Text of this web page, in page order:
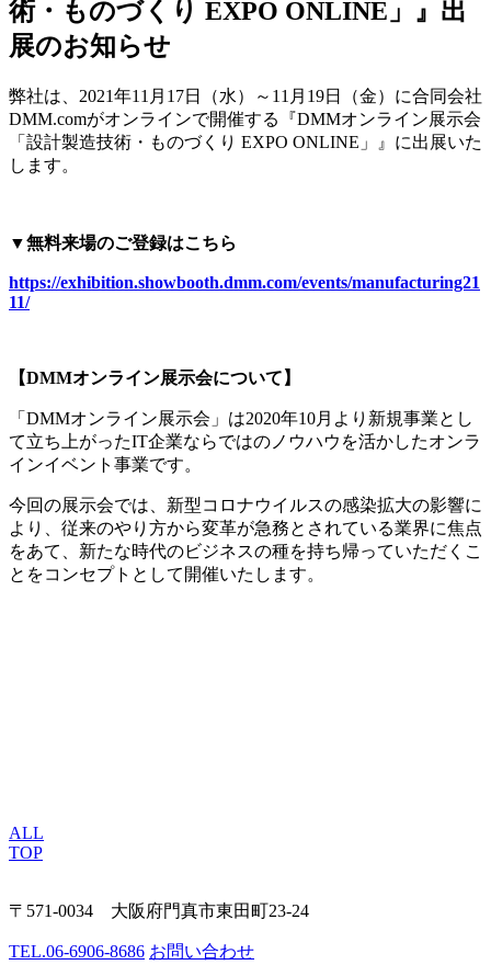
術・ものづくり EXPO ONLINE」』出
展のお知らせ
弊社は、2021年11月17日（水）～11月19日（金）に合同会社
DMM.comがオンラインで開催する『DMMオンライン展示会
「設計製造技術・ものづくり EXPO ONLINE」』に出展いた
します。
▼無料来場のご登録はこちら
https://exhibition.showbooth.dmm.com/events/manufacturing21
11/
【DMMオンライン展示会について】
「DMMオンライン展示会」は2020年10月より新規事業とし
て立ち上がったIT企業ならではのノウハウを活かしたオンラ
インイベント事業です。
今回の展示会では、新型コロナウイルスの感染拡大の影響に
より、従来のやり方から変革が急務とされている業界に焦点
をあて、新たな時代のビジネスの種を持ち帰っていただくこ
とをコンセプトとして開催いたします。
ALL
TOP
〒571-0034 大阪府門真市東田町23-24
TEL.06-6906-8686 お問い合わせ